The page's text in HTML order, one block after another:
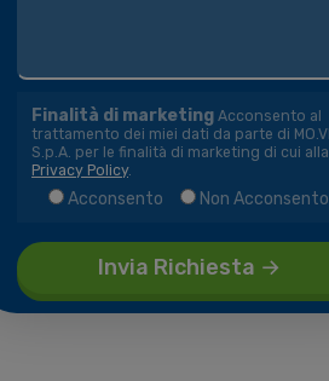
Finalità di marketing Acconsento al
trattamento dei miei dati da parte di MO.VI
S.p.A. per le finalità di marketing di cui alla
Privacy Policy.
Acconsento Non Acconsento